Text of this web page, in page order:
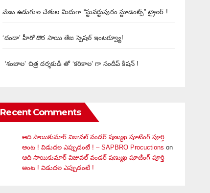
వేణు ఉడుగుల చేతుల మీదుగా “స్టువర్టుపురం స్టూడెంట్స్” ట్రైలర్ !
‘దందా’ హీరో దొర సాయి తేజ స్పెషల్ ఇంటర్వ్యూ!
‘శంబాల’ చిత్ర దర్శకుడి తో ‘కరికాల’ గా సందీప్ కిషన్ !
Recent Comments
ఆది సాయికుమార్ విజువ‌ల్ వండ‌ర్ ష‌ణ్ముఖ షూటింగ్ పూర్తి
అంట ! విడుదల ఎప్పుడంటే ! – SAPBRO Procuctions on
ఆది సాయికుమార్ విజువ‌ల్ వండ‌ర్ ష‌ణ్ముఖ షూటింగ్ పూర్తి
అంట ! విడుదల ఎప్పుడంటే !